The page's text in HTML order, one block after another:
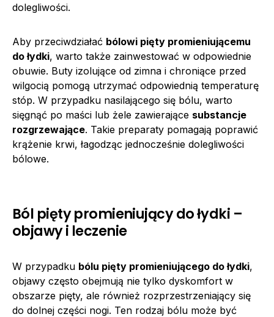
dolegliwości.
Aby przeciwdziałać bólowi pięty promieniującemu
do łydki, warto także zainwestować w odpowiednie
obuwie. Buty izolujące od zimna i chroniące przed
wilgocią pomogą utrzymać odpowiednią temperaturę
stóp. W przypadku nasilającego się bólu, warto
sięgnąć po maści lub żele zawierające substancje
rozgrzewające. Takie preparaty pomagają poprawić
krążenie krwi, łagodząc jednocześnie dolegliwości
bólowe.
Ból pięty promieniujący do łydki –
objawy i leczenie
W przypadku bólu pięty promieniującego do łydki,
objawy często obejmują nie tylko dyskomfort w
obszarze pięty, ale również rozprzestrzeniający się
do dolnej części nogi. Ten rodzaj bólu może być